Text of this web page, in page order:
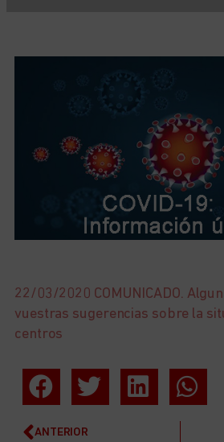
22/03/2020 COMUNICADO.
vuestras sugerencias sobre la
centros
ANTERIOR